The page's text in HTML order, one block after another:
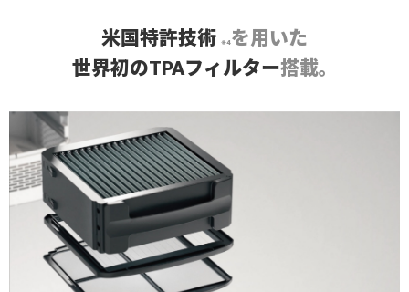
米国特許技術 ※4を用いた
世界初のTPAフィルター搭載。